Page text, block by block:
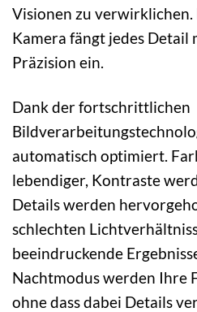
Visionen zu
Kamera fängt jedes
Präzision ein.
Dank der fortschrittlichen
automatisch optimiert.
lebendiger, Kontraste
Details werden
schlechten
beeindruckende
Nachtmodus werden Ihre
ohne dass dabei Details